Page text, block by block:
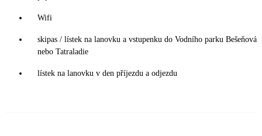
Wifi
skipas / lístek na lanovku a vstupenku do Vodního parku Bešeňová
nebo Tatraladie
lístek na lanovku v den příjezdu a odjezdu